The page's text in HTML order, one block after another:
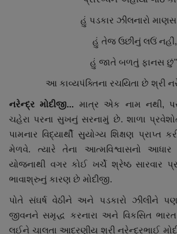
બજારના સમાચાર
નાણાંકીય સમાચાર
સ્થાનિક સમાચાર
સ્પોર્ટ્સ
રાશિફળ
હું પડકાર ઝીલનારો
હું તેજ ઉછીનું લઉં નહીં,
હું જાતે બળતું ફાનસ
આ કાવ્યપંક્તિના રચયિતા છે શ્રી
નરેન્દ્ર મોદીજી... માત્ર એક નામ નથી,
ચહેરા પરના સુખનું સરનામું છે. શાળા
પામનાર વિદ્યાર્થી સુયોગ્ય શિક્ષણ પ્રાપ્ત
મેળવે. ત્યારે તેના આત્મવિશ્વાસનો
યોજનાથી વગર કોઈ ખર્ચે શ્રેષ્ઠ સારવાર
ભાવાશ્રુનું કારણ છે મોદીજી.
પોતે સંઘર્ષ વેઠીને અને પડકારો ઝીલીને
જીવનને સમૃદ્ધ કરનારા અને વિકસિત
લઈને ચાલતા આદરણીય શ્રી નરેન્દ્રભાઈ